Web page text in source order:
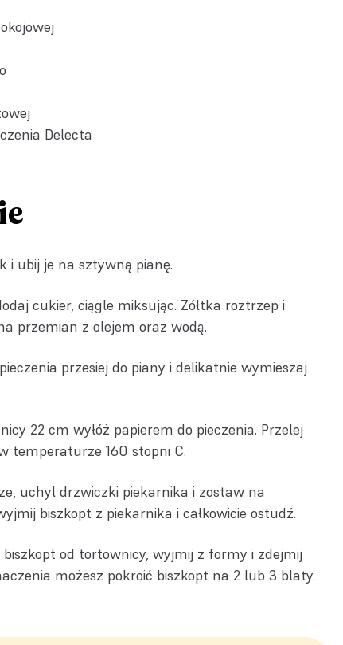
Delecta
i ubij je na sztywną pianę.
cukier, ciągle miksując. Żółtka roztrzep i
przemian z olejem oraz wodą.
przesiej do piany i delikatnie wymieszaj
22 cm wyłóż papierem do pieczenia. Przelej
temperaturze 160 stopni C.
uchyl drzwiczki piekarnika i zostaw na
biszkopt z piekarnika i całkowicie ostudź.
od tortownicy, wyjmij z formy i zdejmij
możesz pokroić biszkopt na 2 lub 3 blaty.